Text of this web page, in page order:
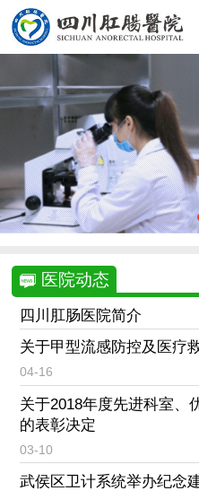
医院动态
四川肛肠医院简介
关于甲型流感防控及医疗
04-16
关于2018年度先进科室、
的表彰决定
03-10
武侯区卫计系统举办纪念